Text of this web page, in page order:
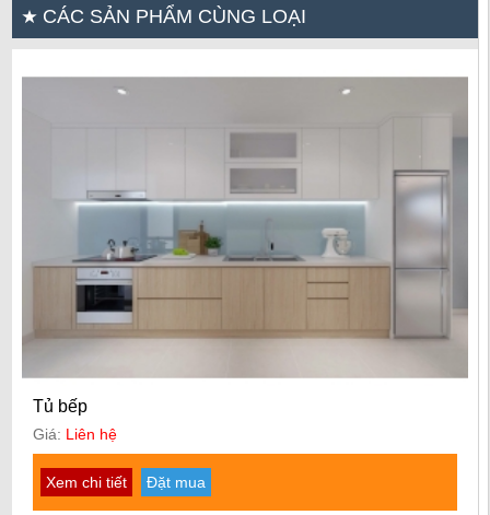
CÁC SẢN PHẨM CÙNG LOẠI
Tủ bếp
Giá: Liên hệ
Xem chi tiết Đặt mua